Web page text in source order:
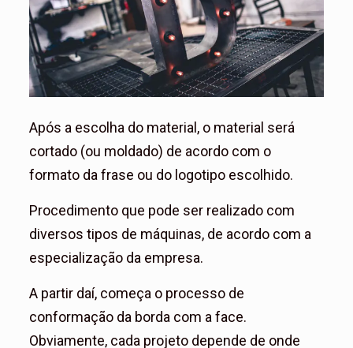
Após a escolha do material, o material será
cortado (ou moldado) de acordo com o
formato da frase ou do logotipo escolhido.
Procedimento que pode ser realizado com
diversos tipos de máquinas, de acordo com a
especialização da empresa.
A partir daí, começa o processo de
conformação da borda com a face.
Obviamente, cada projeto depende de onde